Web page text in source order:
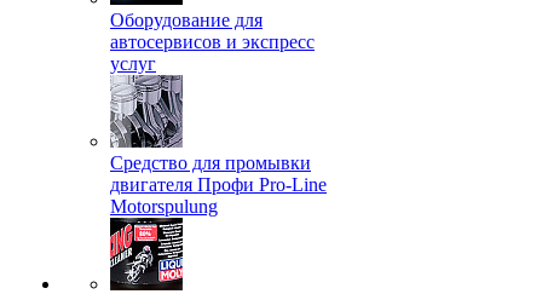
Оборудование для
автосервисов и экспресс
услуг
Средство для промывки
двигателя Профи Pro-Line
Motorspulung